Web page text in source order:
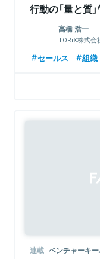
行動の「量と質
高橋 浩一
TORiX株式会
セールス 組織
連載 ベンチャーキ